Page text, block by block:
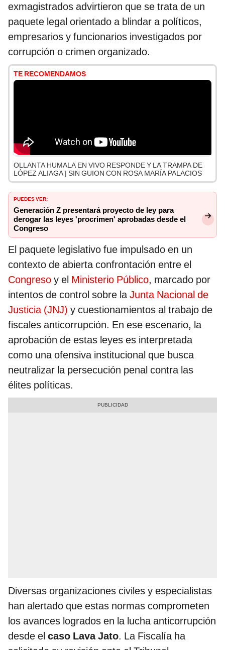
exmagistrados advirtieron que se trata de un
paquete legal orientado a blindar a políticos,
empresarios y funcionarios investigados por
corrupción o crimen organizado.
TE RECOMENDAMOS
OLLANTA HUMALA EN VIVO RESPONDE Y LA TRAMPA DE
LÓPEZ ALIAGA | SIN GUION CON ROSA MARÍA PALACIOS
PUEDES VER:
Generación Z presentará proyecto de ley para
derogar las leyes 'procrimen' aprobadas desde el
Congreso
El paquete legislativo fue impulsado en un
contexto de abierta confrontación entre el
Congreso y el Ministerio Público, marcado por
intentos de control sobre laJunta Nacional de
Justicia (JNJ) y cuestionamientos al trabajo de
fiscales anticorrupción. En ese escenario, la
aprobación de estas leyes es interpretada
como una ofensiva institucional que busca
neutralizar la persecución penal contra las
élites políticas.
Diversas organizaciones civiles y especialistas
han alertado que estas normas comprometen
los avances logrados en la lucha anticorrupción
desde el caso Lava Jato. La Fiscalía ha